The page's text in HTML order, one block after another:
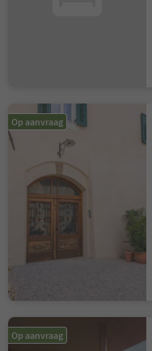
Op aanvraag
Op aanvraag